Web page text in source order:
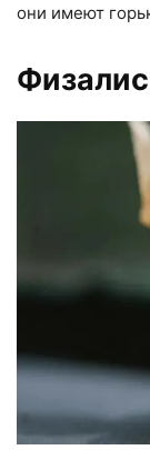
они имеют
Физалис